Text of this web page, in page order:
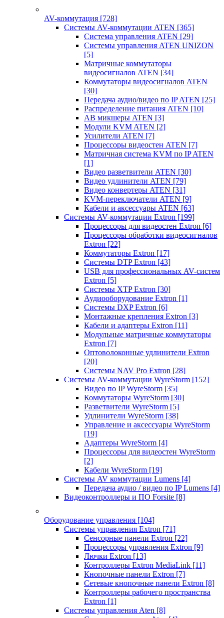
AV-коммутация [728]
Системы AV-коммутации ATEN [365]
Система управления ATEN [29]
Системы управления ATEN UNIZON
[5]
Матричные коммутаторы
видеосигналов ATEN [34]
Коммутаторы видеосигналов ATEN
[30]
Передача аудио/видео по IP ATEN [25]
Распределение питания ATEN [10]
АВ микшеры ATEN [3]
Модули KVM ATEN [2]
Усилители ATEN [7]
Процессоры видеостен ATEN [7]
Матричная система KVM по IP ATEN
[1]
Видео разветвители ATEN [30]
Видео удлинители ATEN [79]
Видео конвертеры ATEN [31]
KVM-переключатели ATEN [9]
Кабели и аксессуары ATEN [63]
Системы AV-коммутации Extron [199]
Процессоры для видеостен Extron [6]
Процессоры обработки видеосигналов
Extron [22]
Коммутаторы Extron [17]
Системы DTP Extron [43]
USB для профессиональных AV-систем
Extron [5]
Системы XTP Extron [30]
Аудиооборудование Extron [1]
Системы DXP Extron [6]
Монтажные крепления Extron [3]
Кабели и адаптеры Extron [11]
Модульные матричные коммутаторы
Extron [7]
Оптоволоконные удлинители Extron
[20]
Системы NAV Pro Extron [28]
Системы AV-коммутации WyreStorm [152]
Видео по IP WyreStorm [35]
Коммутаторы WyreStorm [30]
Разветвители WyreStorm [5]
Удлинители WyreStorm [38]
Управление и аксессуары WyreStorm
[19]
Адаптеры WyreStorm [4]
Процессоры для видеостен WyreStorm
[2]
Кабели WyreStorm [19]
Системы AV коммутации Lumens [4]
Передача аудио / видео по IP Lumens [4]
Видеоконтроллеры и ПО Forsite [8]
Оборудование управления [104]
Системы управления Extron [71]
Сенсорные панели Extron [22]
Процессоры управления Extron [9]
Лючки Extron [13]
Контроллеры Extron MediaLink [11]
Кнопочные панели Extron [7]
Сетевые кнопочные панели Extron [8]
Контроллеры рабочего пространства
Extron [1]
Системы управления Aten [8]